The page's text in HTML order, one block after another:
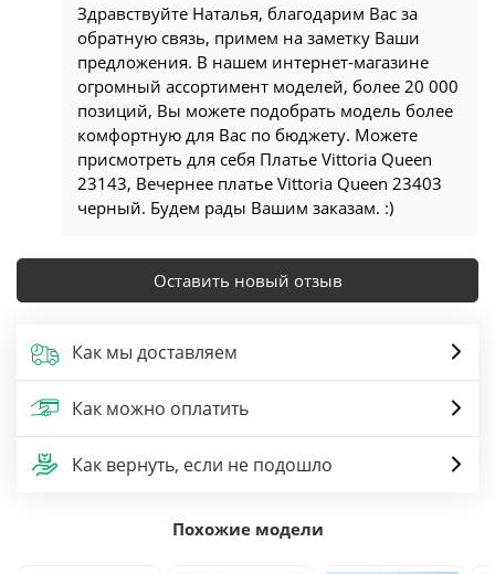
Здравствуйте Наталья, благодарим Вас за
обратную связь, примем на заметку Ваши
предложения. В нашем интернет-магазине
огромный ассортимент моделей, более 20 000
позиций, Вы можете подобрать модель более
комфортную для Вас по бюджету. Можете
присмотреть для себя Платье Vittoria Queen
23143, Вечернее платье Vittoria Queen 23403
черный. Будем рады Вашим заказам. :)
Оставить новый отзыв
Как мы доставляем
Как можно оплатить
Как вернуть, если не подошло
Похожие модели